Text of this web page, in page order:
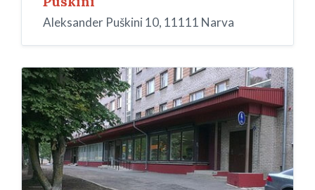
Aleksander Puškini 10, 11111 Narva
Narva
Border
Market